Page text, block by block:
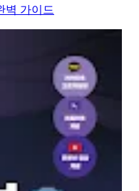
벽 가이드